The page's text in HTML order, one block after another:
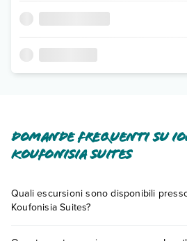
Domande frequenti su
Koufonisia Suites
Quali escursioni sono disponibili
Koufonisia Suites?